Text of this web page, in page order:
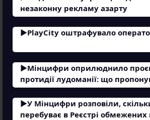
незаконну рекламу азарту
PlayCity оштрафувало
Мінцифри оприлюднило
протидії лудоманії: що
У Мінцифри розповіли,
перебуває в Реєстрі обмежених